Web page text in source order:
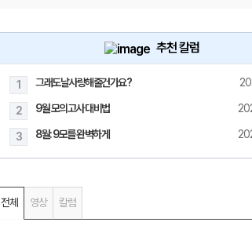
추천 칼럼
1 그래도날사랑해줄건가요?
2 9월 모의고사 대비법
3 8월: 9모를 완벽하게
전체 영상 칼럼